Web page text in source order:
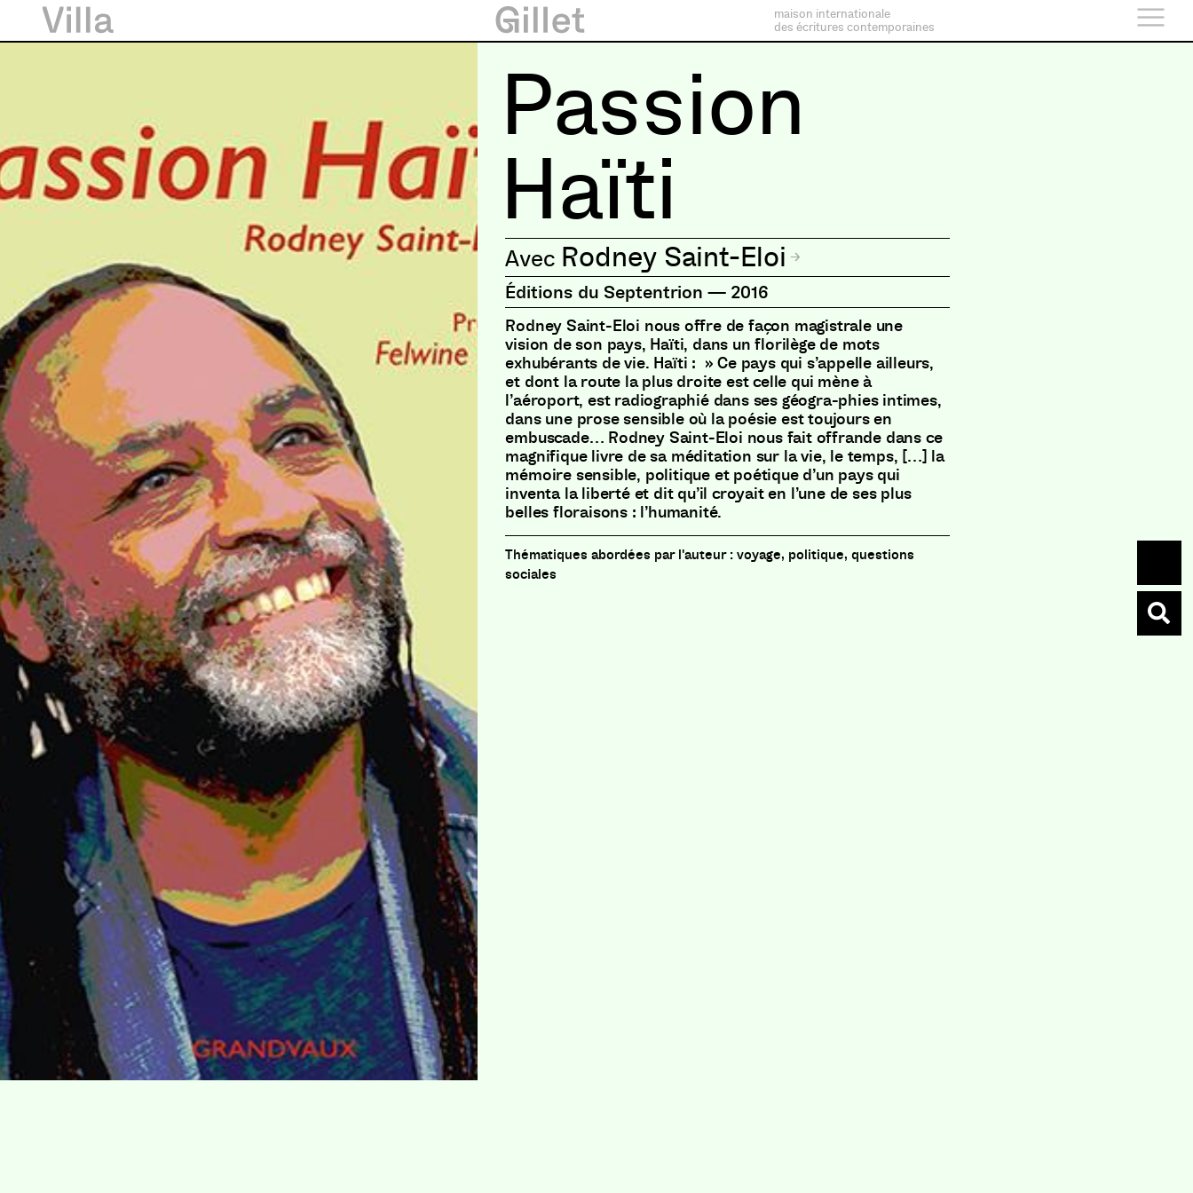
maison internationale
des écritures contemporaines
Passion
Haïti
Rodney Saint-Eloi
Éditions du Septentrion — 2016
Rodney Saint-Eloi nous offre de façon magistrale une
vision de son pays, Haïti, dans un florilège de mots
exhubérants de vie. Haïti : » Ce pays qui s’appelle ailleurs,
et dont la route la plus droite est celle qui mène à
l’aéroport, est radiographié dans ses géogra-phies intimes,
dans une prose sensible où la poésie est toujours en
embuscade… Rodney Saint-Eloi nous fait offrande dans ce
magnifique livre de sa méditation sur la vie, le temps, […] la
mémoire sensible, politique et poétique d’un pays qui
inventa la liberté et dit qu’il croyait en l’une de ses plus
belles floraisons : l’humanité.
voyage, politique, questions
sociales